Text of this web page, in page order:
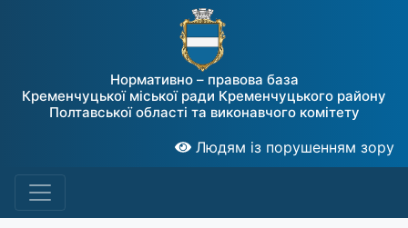
Нормативно – правова база
Кременчуцької міської ради Кременчуцького району
Полтавської області та виконавчого комітету
Людям із порушенням зору